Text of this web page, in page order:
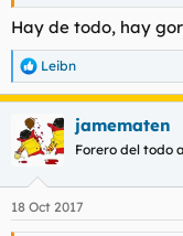
Hay de todo, hay
R
e
a
c
c
i
e
s
Leibn
jamematen
Forero del todo
18 Oct 2017